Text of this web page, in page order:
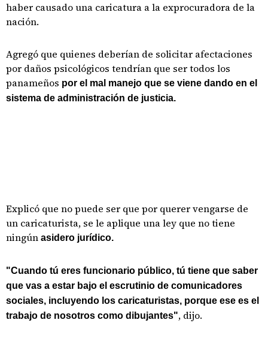
haber causado una caricatura a la exprocuradora de la
nación.
Agregó que quienes deberían de solicitar afectaciones
por daños psicológicos tendrían que ser todos los
panameños por el mal manejo que se viene dando en el
sistema de administración de justicia.
Explicó que no puede ser que por querer vengarse de
un caricaturista, se le aplique una ley que no tiene
ningún asidero jurídico.
"Cuando tú eres funcionario público, tú tiene que saber
que vas a estar bajo el escrutinio de comunicadores
sociales, incluyendo los caricaturistas, porque ese es el
trabajo de nosotros como dibujantes", dijo.